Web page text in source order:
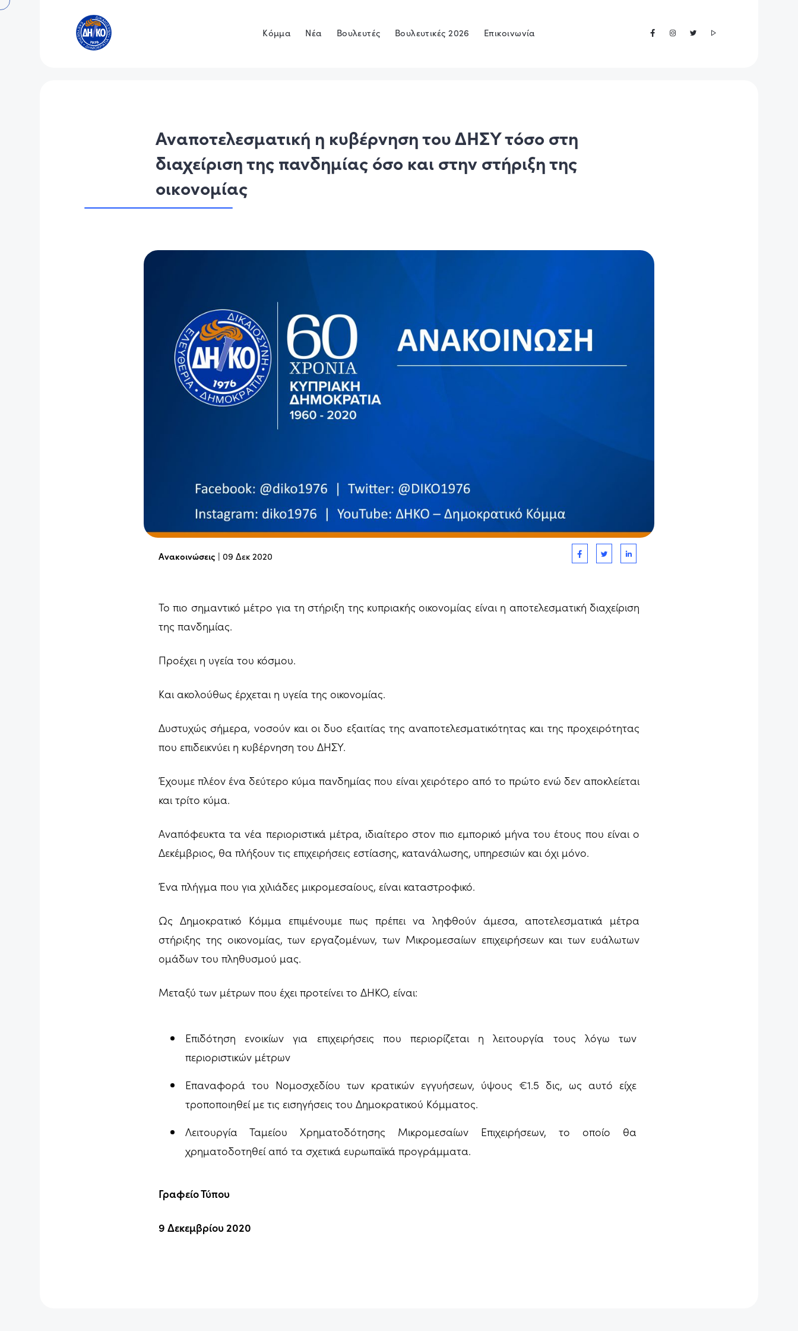
Κόμμα Νέα Βουλευτές Βουλευτικές 2026 Επικοινωνία
Αναποτελεσματική η κυβέρνηση του ΔΗΣΥ τόσο στη
διαχείριση της πανδημίας όσο και στην στήριξη της
οικονομίας
Ανακοινώσεις | 09 Δεκ 2020
Το πιο σημαντικό μέτρο για τη στήριξη της κυπριακής οικονομίας είναι η αποτελεσματική διαχείριση
της πανδημίας.
Προέχει η υγεία του κόσμου.
Και ακολούθως έρχεται η υγεία της οικονομίας.
Δυστυχώς σήμερα, νοσούν και οι δυο εξαιτίας της αναποτελεσματικότητας και της προχειρότητας
που επιδεικνύει η κυβέρνηση του ΔΗΣΥ.
Έχουμε πλέον ένα δεύτερο κύμα πανδημίας που είναι χειρότερο από το πρώτο ενώ δεν αποκλείεται
και τρίτο κύμα.
Αναπόφευκτα τα νέα περιοριστικά μέτρα, ιδιαίτερο στον πιο εμπορικό μήνα του έτους που είναι ο
Δεκέμβριος, θα πλήξουν τις επιχειρήσεις εστίασης, κατανάλωσης, υπηρεσιών και όχι μόνο.
Ένα πλήγμα που για χιλιάδες μικρομεσαίους, είναι καταστροφικό.
Ως Δημοκρατικό Κόμμα επιμένουμε πως πρέπει να ληφθούν άμεσα, αποτελεσματικά μέτρα
στήριξης της οικονομίας, των εργαζομένων, των Μικρομεσαίων επιχειρήσεων και των ευάλωτων
ομάδων του πληθυσμού μας.
Μεταξύ των μέτρων που έχει προτείνει το ΔΗΚΟ, είναι:
Επιδότηση ενοικίων για επιχειρήσεις που περιορίζεται η λειτουργία τους λόγω των
περιοριστικών μέτρων
Επαναφορά του Νομοσχεδίου των κρατικών εγγυήσεων, ύψους €1.5 δις, ως αυτό είχε
τροποποιηθεί με τις εισηγήσεις του Δημοκρατικού Κόμματος.
Λειτουργία Ταμείου Χρηματοδότησης Μικρομεσαίων Επιχειρήσεων, το οποίο θα
χρηματοδοτηθεί από τα σχετικά ευρωπαϊκά προγράμματα.
Γραφείο Τύπου
9 Δεκεμβρίου 2020